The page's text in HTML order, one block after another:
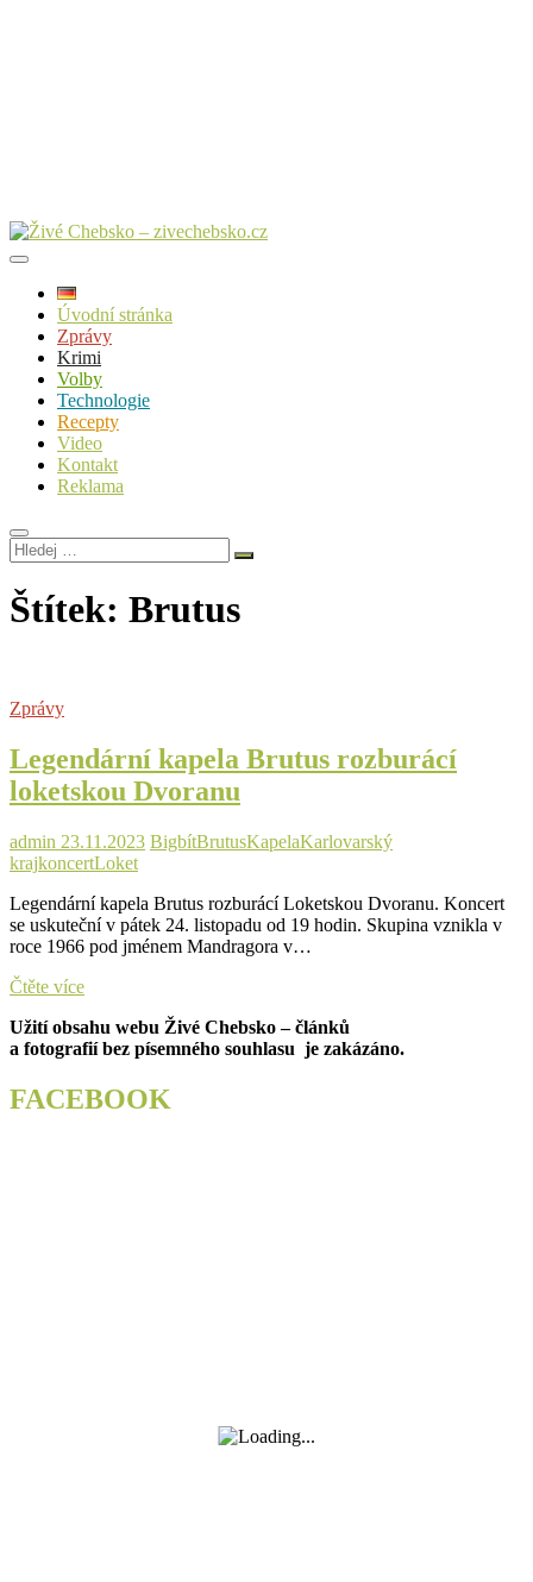
Úvodní stránka
Zprávy
Krimi
Volby
Technologie
Recepty
Video
Kontakt
Reklama
Hledej
…
Štítek: Brutus
Zprávy
Legendární kapela Brutus rozburácí
loketskou Dvoranu
admin 23.11.2023 BigbítBrutusKapelaKarlovarský
krajkoncertLoket
Legendární kapela Brutus rozburácí Loketskou Dvoranu. Koncert
se uskuteční v pátek 24. listopadu od 19 hodin. Skupina vznikla v
roce 1966 pod jménem Mandragora v…
Čtěte víceLegendární
Brutus
rozburácí
Dvoranu
Užití obsahu webu Živé Chebsko – článků
a fotografií bez písemného souhlasu je zakázáno.
FACEBOOK